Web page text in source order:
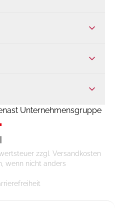
Unternehmensgruppe
zzgl. Versandkosten
wenn nicht anders